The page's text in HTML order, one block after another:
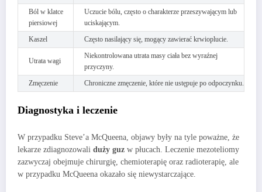
Ból w klatce
piersiowej
Uczucie bólu, często o charakterze przeszywającym lub
uciskającym.
Kaszel
Często nasilający się, mogący zawierać krwioplucie.
Utrata wagi
Niekontrolowana utrata masy ciała bez wyraźnej
przyczyny.
Zmęczenie
Chroniczne zmęczenie, które nie ustępuje po odpoczynku.
Diagnostyka i leczenie
W przypadku Steve’a McQueena, objawy były na tyle poważne, że
lekarze zdiagnozowali duży guz w płucach. Leczenie mezoteliomy
zazwyczaj obejmuje chirurgię, chemioterapię oraz radioterapię, ale
w przypadku McQueena okazało się niewystarczające.